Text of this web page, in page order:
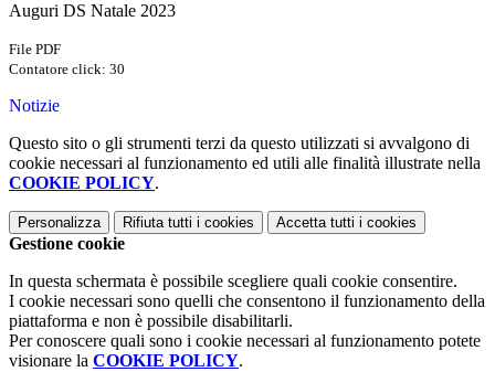
Auguri DS Natale 2023
File PDF
Contatore click: 30
Notizie
Questo sito o gli strumenti terzi da questo utilizzati si avvalgono di
cookie necessari al funzionamento ed utili alle finalità illustrate nella
COOKIE POLICY.
Personalizza Rifiuta tutti i cookies Accetta tutti i cookies
Gestione cookie
In questa schermata è possibile scegliere quali cookie consentire.
I cookie necessari sono quelli che consentono il funzionamento della
piattaforma e non è possibile disabilitarli.
Per conoscere quali sono i cookie necessari al funzionamento potete
visionare la COOKIE POLICY.